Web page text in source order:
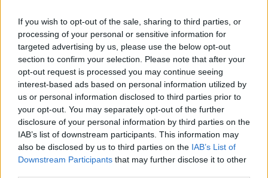
If you wish to opt-out of the sale, sharing to third parties, or
processing of your personal or sensitive information for
targeted advertising by us, please use the below opt-out
section to confirm your selection. Please note that after your
opt-out request is processed you may continue seeing
interest-based ads based on personal information utilized by
us or personal information disclosed to third parties prior to
your opt-out. You may separately opt-out of the further
disclosure of your personal information by third parties on the
IAB’s list of downstream participants. This information may
also be disclosed by us to third parties on the IAB’s List of
Downstream Participants that may further disclose it to other
Полиция Дубая объявила, что украинская
онлифанщица Мария Ковальчук, которую нашли